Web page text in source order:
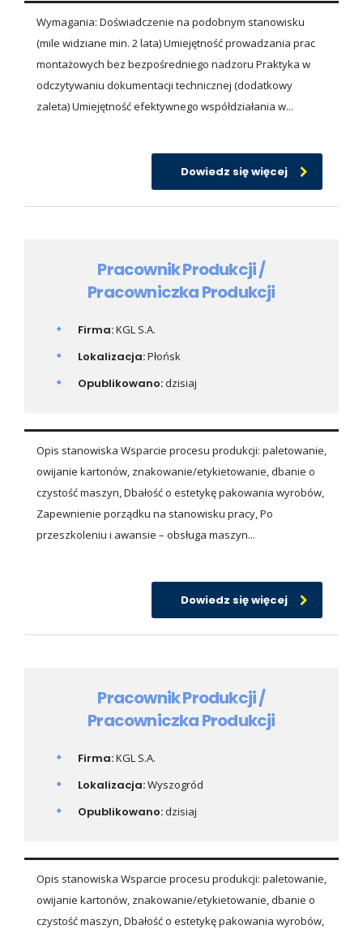
Wymagania: Doświadczenie na podobnym stanowisku
(mile widziane min. 2 lata) Umiejętność prowadzania prac
montażowych bez bezpośredniego nadzoru Praktyka w
odczytywaniu dokumentacji technicznej (dodatkowy
zaleta) Umiejętność efektywnego współdziałania w...
Dowiedz się więcej
Pracownik Produkcji /
Pracowniczka Produkcji
Firma:KGL S.A.
Lokalizacja:Płońsk
Opublikowano:dzisiaj
Opis stanowiska Wsparcie procesu produkcji: paletowanie,
owijanie kartonów, znakowanie/etykietowanie, dbanie o
czystość maszyn, Dbałość o estetykę pakowania wyrobów,
Zapewnienie porządku na stanowisku pracy, Po
przeszkoleniu i awansie – obsługa maszyn...
Dowiedz się więcej
Pracownik Produkcji /
Pracowniczka Produkcji
Firma:KGL S.A.
Lokalizacja:Wyszogród
Opublikowano:dzisiaj
Opis stanowiska Wsparcie procesu produkcji: paletowanie,
owijanie kartonów, znakowanie/etykietowanie, dbanie o
czystość maszyn, Dbałość o estetykę pakowania wyrobów,